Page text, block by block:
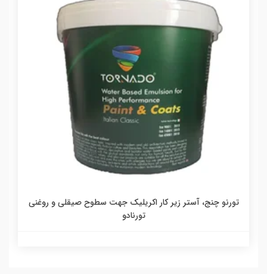
تورنو چنج، آستر زیر کار اکریلیک جهت سطوح صیقلی و روغنی
تورنادو